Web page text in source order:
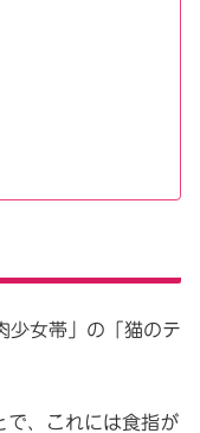
少女帯」の「猫のテ
で、これには食指が